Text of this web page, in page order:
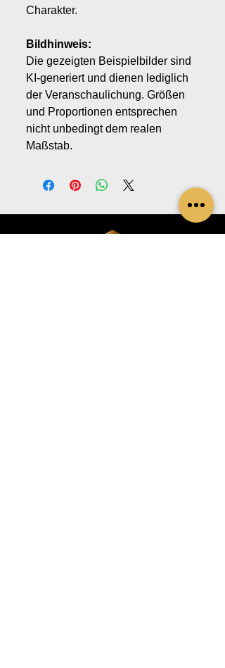
Charakter.
Bildhinweis:
Die gezeigten Beispielbilder sind
KI-generiert und dienen lediglich
der Veranschaulichung. Größen
und Proportionen entsprechen
nicht unbedingt dem realen
Maßstab.